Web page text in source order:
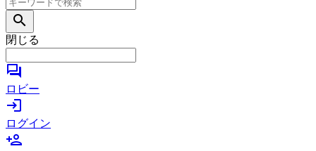
search
閉じる
forum
ロビー
login
ログイン
person_add